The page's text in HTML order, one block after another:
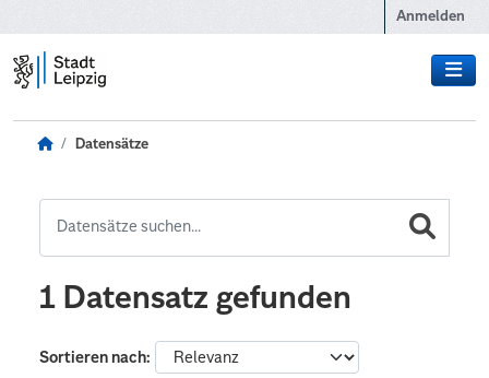
Anmelden
Datensätze
1 Datensatz gefunden
Sortieren nach